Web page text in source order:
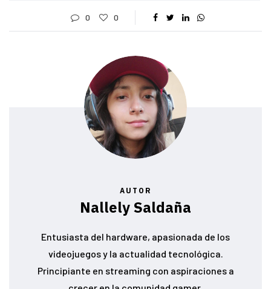
0 0
AUTOR
Nallely Saldaña
Entusiasta del hardware, apasionada de los
videojuegos y la actualidad tecnológica.
Principiante en streaming con aspiraciones a